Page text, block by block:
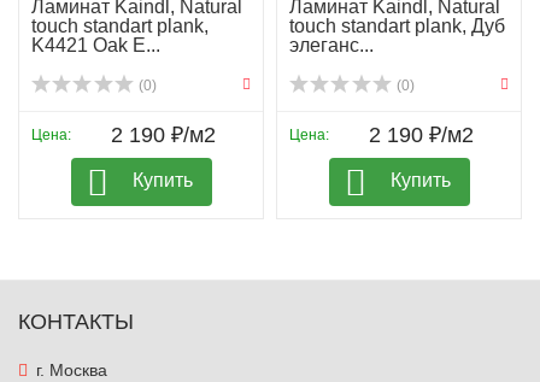
Ламинат Kaindl, Natural
touch standart plank,
K4421 Oak E...
(0)
Цена: 2 190 ₽/м2
Купить
Ламинат Kaindl, Natural
touch standart plank, Дуб
элеганс...
(0)
Цена: 2 190 ₽/м2
Купить
КОНТАКТЫ
г. Москва